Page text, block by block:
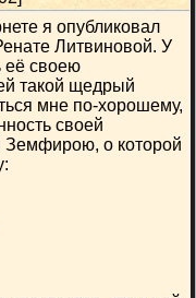
я опубликовал
Литвиновой. У
её своею
такой щедрый
мне по-хорошему,
своей
Земфирою, о которой